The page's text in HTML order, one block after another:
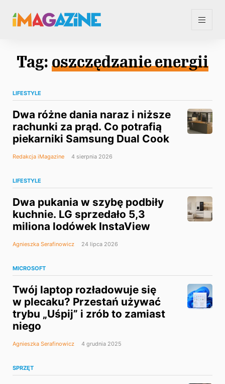
Tag: oszczędzanie energii
LIFESTYLE
Dwa różne dania naraz i niższe
rachunki za prąd. Co potrafią
piekarniki Samsung Dual Cook
Redakcja iMagazine 4 sierpnia 2026
LIFESTYLE
Dwa pukania w szybę podbiły
kuchnie. LG sprzedało 5,3
miliona lodówek InstaView
Agnieszka Serafinowicz 24 lipca 2026
MICROSOFT
Twój laptop rozładowuje się
w plecaku? Przestań używać
trybu „Uśpij” i zrób to zamiast
niego
Agnieszka Serafinowicz 4 grudnia 2025
SPRZĘT